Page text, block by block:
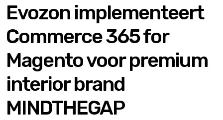
Evozon implementeert
Commerce 365 for
Magento voor premium
interior brand
MINDTHEGAP